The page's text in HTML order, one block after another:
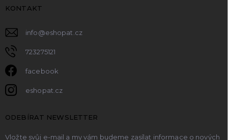
KONTAKT
info@eshopat.cz
723275121
facebook
eshopat.cz
ODEBÍRAT NEWSLETTER
Vložte svůj e-mail a my vám budeme zasílat informace o nových